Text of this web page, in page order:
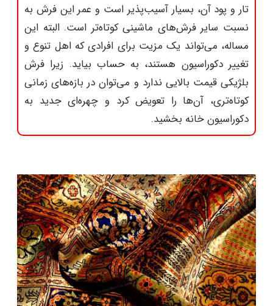
تار و پود آن، بسیار آسیب‌پذیر است و عمر این فرش به
نسبت سایر فرش‌های ماشینی کوتاه‌تر است. البته این
مساله، می‌تواند یک مزیت برای افرادی که اهل تنوع و
تغییر دکوراسیون هستند، به حساب بیاید. زیرا فرش‌
بلژیکی قیمت بالایی ندارد و می‌توان در بازه‌های زمانی
کوتاه‌تری، آن‌ها را تعویض کرد و چهره‌ای جدید به
دکوراسیون خانه بخشید.